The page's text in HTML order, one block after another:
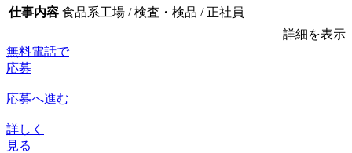
仕事内容 食品系工場 / 検査・検品 / 正社員
詳細を表示
無料電話で
応募
応募へ進む
詳しく
見る